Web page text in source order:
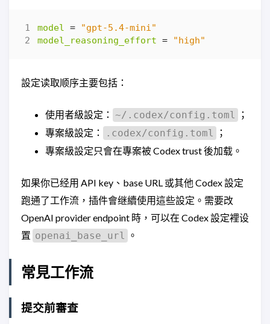
model =
"gpt-5.4-mini"
model_reasoning_effort = "high"
設定读取顺序主要包括：
使用者級設定： ~/.codex/config.toml
；
專案級設定：
.codex/config.toml
；
專案級設定只會在專案被 Codex trust 後加载。
如果你已经用 API key、base URL 或其他 Codex 設定
跑通了工作流，插件會继續使用這些設定。需要改
OpenAI provider endpoint 時，可以在 Codex 設定裡设
置 openai_base_url 。
常見工作流
提交前審查